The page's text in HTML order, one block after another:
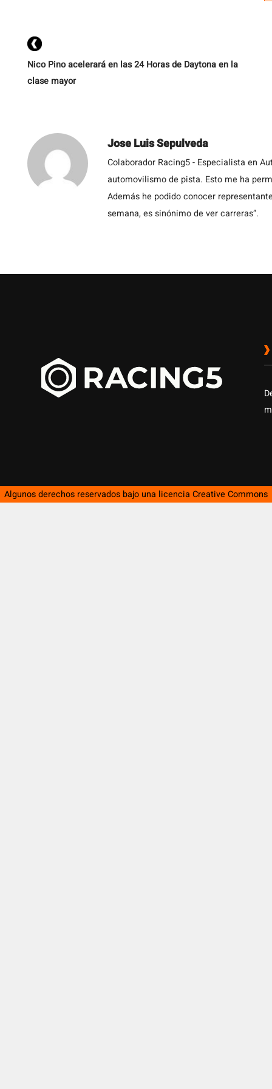
Nico Pino acelerará en las 24 Horas de Daytona en la
clase mayor
Jose Luis Sepulveda
Colaborador Racing5 - Especialista en
automovilismo de pista. Esto me ha
Además he podido conocer
semana, es sinónimo de ver carreras”.
Algunos derechos reservados bajo una licencia Creative Commons